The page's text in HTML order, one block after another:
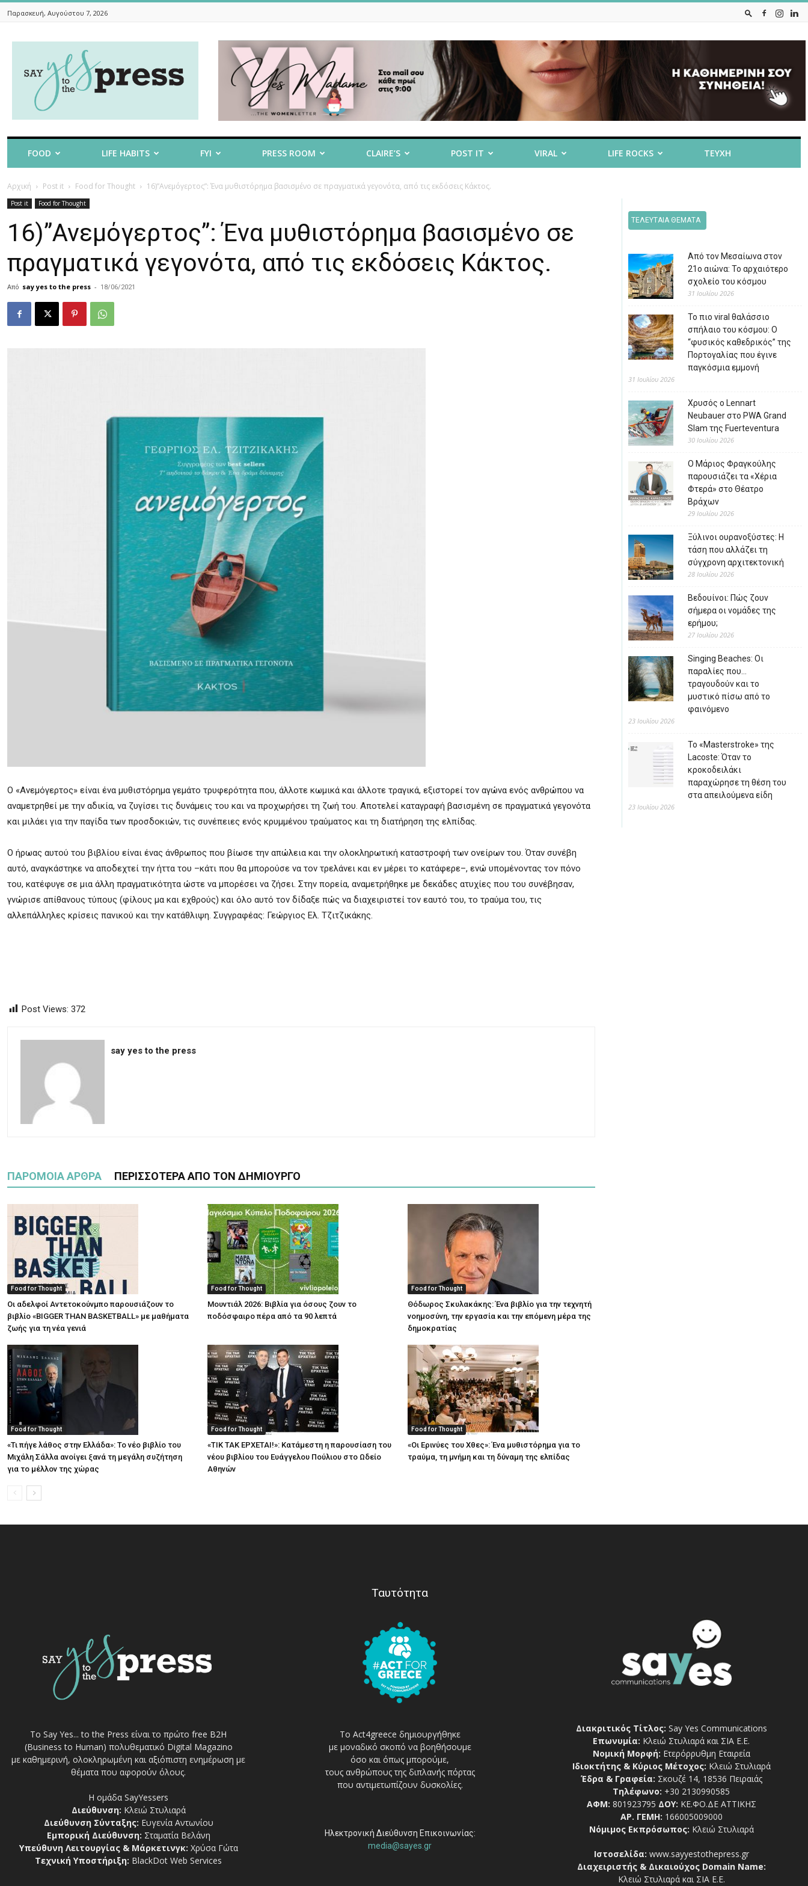
Παρασκευή, Αυγούστου 7, 2026
To
The
FOOD LIFE HABITS FYI PRESS ROOM CLAIRE’S POST IT VIRAL LIFE ROCKS ΤΕΥΧΗ
Αρχική Post it Food for Thought 16)”Ανεμόγερτος”: Ένα μυθιστόρημα βασισμένο σε πραγματικά γεγονότα, από τις εκδόσεις Κάκτος.
Post it Food for Thought
16)”Ανεμόγερτος”: Ένα μυθιστόρημα βασισμένο σε
πραγματικά γεγονότα, από τις εκδόσεις Κάκτος.
Από say yes to the press - 18/06/2021
Ο «Ανεμόγερτος» είναι ένα μυθιστόρημα γεμάτο τρυφερότητα που, άλλοτε κωμικά και άλλοτε τραγικά, εξιστορεί τον αγώνα ενός ανθρώπου να
αναμετρηθεί με την αδικία, να ζυγίσει τις δυνάμεις του και να προχωρήσει τη ζωή του. Αποτελεί καταγραφή βασισμένη σε πραγματικά γεγονότα
και μιλάει για την παγίδα των προσδοκιών, τις συνέπειες ενός κρυμμένου τραύματος και τη διατήρηση της ελπίδας.
Ο ήρωας αυτού του βιβλίου είναι ένας άνθρωπος που βίωσε την απώλεια και την ολοκληρωτική καταστροφή των ονείρων του. Όταν συνέβη
αυτό, αναγκάστηκε να αποδεχτεί την ήττα του –κάτι που θα μπορούσε να τον τρελάνει και εν μέρει το κατάφερε–, ενώ υπομένοντας τον πόνο
του, κατέφυγε σε μια άλλη πραγματικότητα ώστε να μπορέσει να ζήσει. Στην πορεία, αναμετρήθηκε με δεκάδες ατυχίες που του συνέβησαν,
γνώρισε απίθανους τύπους (φίλους μα και εχθρούς) και όλο αυτό τον δίδαξε πώς να διαχειριστεί τον εαυτό του, το τραύμα του, τις
αλλεπάλληλες κρίσεις πανικού και την κατάθλιψη. Συγγραφέας: Γεώργιος Ελ. Τζιτζικάκης.
Post Views: 372
say yes to the press
ΠΑΡΟΜΟΙΑ ΑΡΘΡΑ ΠΕΡΙΣΣΟΤΕΡΑ ΑΠΟ ΤΟΝ ΔΗΜΙΟΥΡΓΟ
Food for Thought
Οι αδελφοί Αντετοκούνμπο παρουσιάζουν το
βιβλίο «BIGGER THAN BASKETBALL» με μαθήματα
ζωής για τη νέα γενιά
Food for Thought
Μουντιάλ 2026: Βιβλία για όσους ζουν το
ποδόσφαιρο πέρα από τα 90 λεπτά
Food for Thought
Θόδωρος Σκυλακάκης: Ένα βιβλίο για την τεχνητή
νοημοσύνη, την εργασία και την επόμενη μέρα της
δημοκρατίας
Food for Thought
«Τι πήγε λάθος στην Ελλάδα»: Το νέο βιβλίο του
Μιχάλη Σάλλα ανοίγει ξανά τη μεγάλη συζήτηση
για το μέλλον της χώρας
Food for Thought
«ΤΙΚ ΤΑΚ ΕΡΧΕΤΑΙ!»: Κατάμεστη η παρουσίαση του
νέου βιβλίου του Ευάγγελου Πούλιου στο Ωδείο
Αθηνών
Food for Thought
«Οι Ερινύες του Χθες»: Ένα μυθιστόρημα για το
τραύμα, τη μνήμη και τη δύναμη της ελπίδας
ΤΕΛΕΥΤΑΙΑ ΘΕΜΑΤΑ
Από τον Μεσαίωνα στον
21ο αιώνα: Το αρχαιότερο
σχολείο του κόσμου
31 Ιουλίου 2026
Το πιο viral θαλάσσιο
σπήλαιο του κόσμου: Ο
“φυσικός καθεδρικός” της
Πορτογαλίας που έγινε
παγκόσμια εμμονή
31 Ιουλίου 2026
Χρυσός ο Lennart
Neubauer στο PWA Grand
Slam της Fuerteventura
30 Ιουλίου 2026
Ο Μάριος Φραγκούλης
παρουσιάζει τα «Χέρια
Φτερά» στο Θέατρο
Βράχων
29 Ιουλίου 2026
Ξύλινοι ουρανοξύστες: Η
τάση που αλλάζει τη
σύγχρονη αρχιτεκτονική
28 Ιουλίου 2026
Βεδουίνοι: Πώς ζουν
σήμερα οι νομάδες της
ερήμου;
27 Ιουλίου 2026
Singing Beaches: Οι
παραλίες που…
τραγουδούν και το
μυστικό πίσω από το
φαινόμενο
23 Ιουλίου 2026
Το «Masterstroke» της
Lacoste: Όταν το
κροκοδειλάκι
παραχώρησε τη θέση του
στα απειλούμενα είδη
23 Ιουλίου 2026
Το Say Yes... to the Press είναι το πρώτο free Β2Η
(Business to Human) πολυθεματικό Digital Magazino
με καθημερινή, ολοκληρωμένη και αξιόπιστη ενημέρωση με
θέματα που αφορούν όλους.
Η ομάδα SayYessers
Διεύθυνση: Κλειώ Στυλιαρά
Διεύθυνση Σύνταξης: Ευγενία Αντωνίου
Εμπορική Διεύθυνση: Σταματία Βελάνη
Υπεύθυνη Λειτουργίας & Μάρκετινγκ: Χρύσα Γώτα
Τεχνική Υποστήριξη: BlackDot Web Services
Ταυτότητα
Το Act4greece δημιουργήθηκε
με μοναδικό σκοπό να βοηθήσουμε
όσο και όπως μπορούμε,
τους ανθρώπους της διπλανής πόρτας
που αντιμετωπίζουν δυσκολίες.
Ηλεκτρονική Διεύθυνση Επικοινωνίας:
media@sayes.gr
Διακριτικός Τίτλος: Say Yes Communications
Επωνυμία: Κλειώ Στυλιαρά και ΣΙΑ Ε.Ε.
Νομική Μορφή: Ετερόρρυθμη Εταιρεία
Ιδιοκτήτης & Κύριος Μέτοχος: Κλειώ Στυλιαρά
Έδρα & Γραφεία: Σκουζέ 14, 18536 Πειραιάς
Τηλέφωνο: +30 2130990585
ΑΦΜ: 801923795 ΔΟΥ: ΚΕ.ΦΟ.ΔΕ ΑΤΤΙΚΗΣ
ΑΡ. ΓΕΜΗ: 166005009000
Νόμιμος Εκπρόσωπος: Κλειώ Στυλιαρά
Ιστοσελίδα: www.sayyestothepress.gr
Διαχειριστής & Δικαιούχος Domain Name:
Κλειώ Στυλιαρά και ΣΙΑ Ε.Ε.